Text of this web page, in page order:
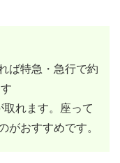
ば特急・急行で約
れます。座って
がおすすめです。